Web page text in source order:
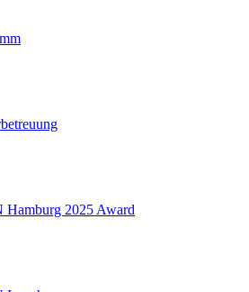
Hamburg 2025 Award